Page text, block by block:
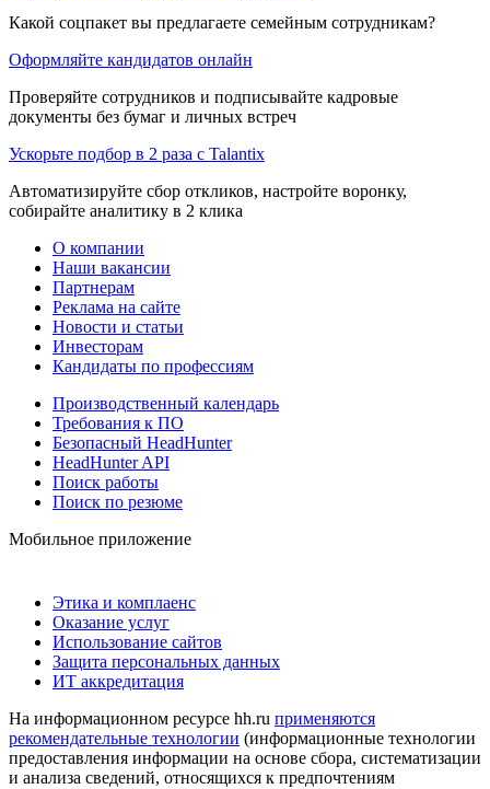
Какой соцпакет вы предлагаете семейным сотрудникам?
Оформляйте кандидатов онлайн
Проверяйте сотрудников и подписывайте кадровые
документы без бумаг и личных встреч
Ускорьте подбор в 2 раза с Talantix
Автоматизируйте сбор откликов, настройте воронку,
собирайте аналитику в 2 клика
О компании
Наши вакансии
Партнерам
Реклама на сайте
Новости и статьи
Инвесторам
Кандидаты по профессиям
Производственный календарь
Требования к ПО
Безопасный HeadHunter
HeadHunter API
Поиск работы
Поиск по резюме
Мобильное приложение
Этика и комплаенс
Оказание услуг
Использование сайтов
Защита персональных данных
ИТ аккредитация
На информационном ресурсе hh.ru применяются
рекомендательные технологии (информационные технологии
предоставления информации на основе сбора, систематизации
и анализа сведений, относящихся к предпочтениям